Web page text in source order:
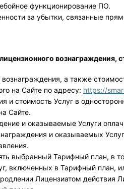
функционирование ПО.
за убытки, связанные
вознаграждения,
а также
на Сайте по адресу: https://
и стоимость Услуг в
Сайте.
и оказываемые Услуги
и оказываемых
выбранный Тарифный план, в
включенных в Тарифный план,
Лицензиатом действия